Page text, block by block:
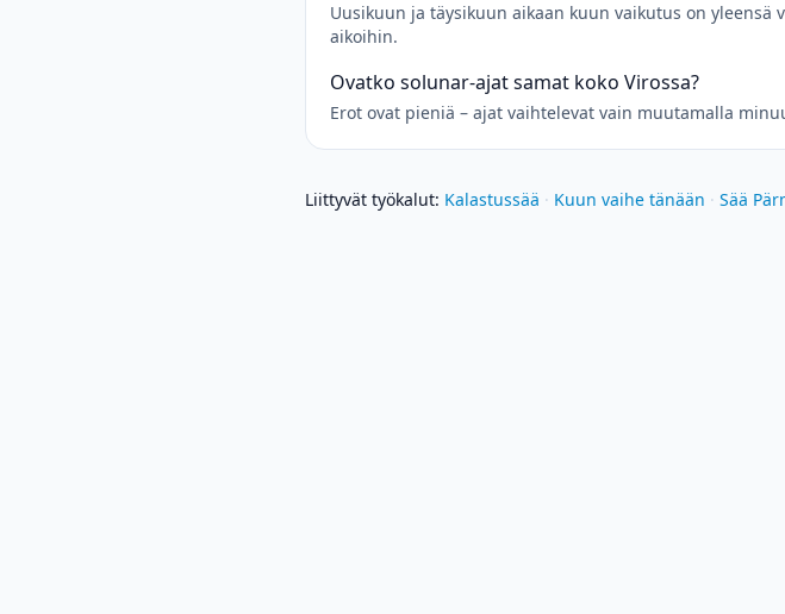
Uusikuun ja täysikuun aikaan kuun vaikutus on
aikoihin.
Ovatko solunar-ajat samat koko Virossa?
Erot ovat pieniä – ajat vaihtelevat vain muutamalla
Liittyvät työkalut: Kalastussää · Kuun vaihe tänään · Sää